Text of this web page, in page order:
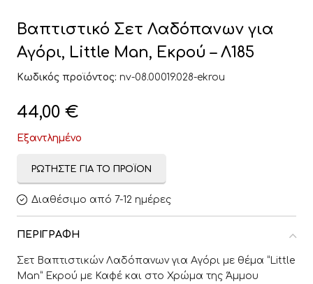
Βαπτιστικό Σετ Λαδόπανων για
Αγόρι, Little Man, Εκρού – Λ185
Κωδικός προϊόντος: nv-08.00019.028-ekrou
44,00 €
Εξαντλημένο
ΡΩΤΉΣΤΕ ΓΙΑ ΤΟ ΠΡΟΪΌΝ
Διαθέσιμο από 7-12 ημέρες
ΠΕΡΙΓΡΑΦΉ
Σετ Βαπτιστικών Λαδόπανων για Αγόρι με θέμα “Little
Man” Εκρού με Καφέ και στο Χρώμα της Άμμου